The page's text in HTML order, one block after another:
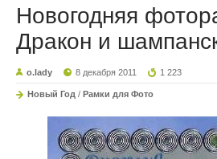
Новогодняя
Дракон и
o.lady 8 декабря 2011 1 223
Новый Год / Рамки для Фото